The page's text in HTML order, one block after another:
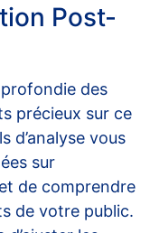
Post-
des
précieux sur ce
d’analyse vous
sur
de comprendre
de votre public.